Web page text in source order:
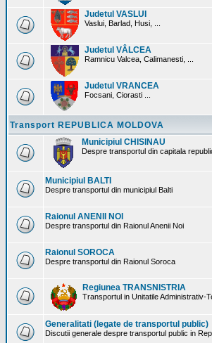
Judetul VASLUI
Vaslui, Barlad, Husi, ...
Judetul VÂLCEA
Ramnicu Valcea, Calimanesti, ...
Judetul VRANCEA
Focsani, Ciorasti ...
Transport REPUBLICA MOLDOVA
Municipiul CHISINAU
Despre transportul din capitala
Municipiul BALTI
Despre transportul din municipiul Balti
Raionul ANENII NOI
Despre transportul din Raionul Anenii Noi
Raionul SOROCA
Despre transportul din Raionul Soroca
Regiunea TRANSNISTRIA
Transportul in Unitatile Administrativ-
Generalitati (legate de transportul public)
Discutii generale despre transportul public in